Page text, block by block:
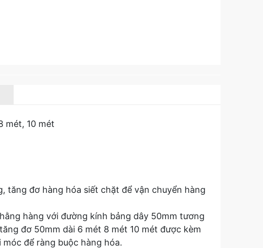
mét, 10 mét
tăng đơ hàng hóa siết chặt để vận chuyển hàng
hàng với đường kính bảng dây 50mm tương
đơ 50mm dài 6 mét 8 mét 10 mét được kèm
để ràng buộc hàng hóa.